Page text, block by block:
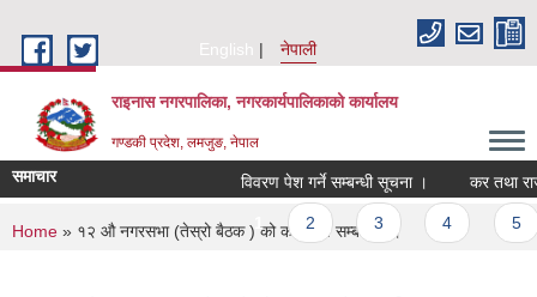
English
नेपाली
राइनास नगरपालिका, नगरकार्यपालिकाको कार्यालय
गण्डकी प्रदेश, लमजुङ, नेपाल
समाचार विवरण पेश गर्ने सम्बन्धी सूचना । कर तथा
Pages
1 3 4 5
You are here
Home » १२ औ नगरसभा (तेस्रो बैठक ) को कार्यसुचि सम्बन्धमा ।